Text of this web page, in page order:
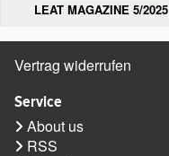
LEAT MAGAZINE 5/2025
Vertrag widerrufen
Service
About us
RSS